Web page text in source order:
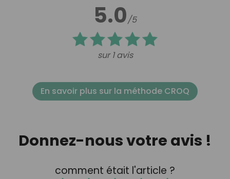
5.0/5
sur 1 avis
En savoir plus sur la méthode CROQ
Donnez-nous votre avis !
comment était l'article ?